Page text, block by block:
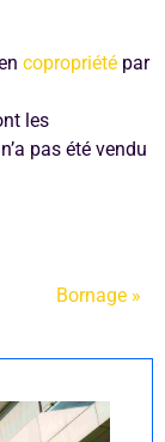
copropriété par
les
pas été vendu
Bornage »